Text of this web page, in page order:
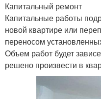
Капитальный ремонт
Капитальные работы
новой квартире или
переносом
Объем работ будет
решено произвести в